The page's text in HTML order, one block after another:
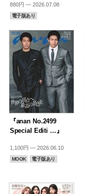
880円 — 2026.07.08
電子版あり
『anan No.2499
Special Editi …』
1,100円 — 2026.06.10
MOOK 電子版あり